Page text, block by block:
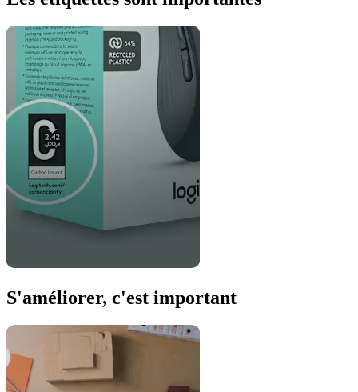
S'améliorer, c'est important